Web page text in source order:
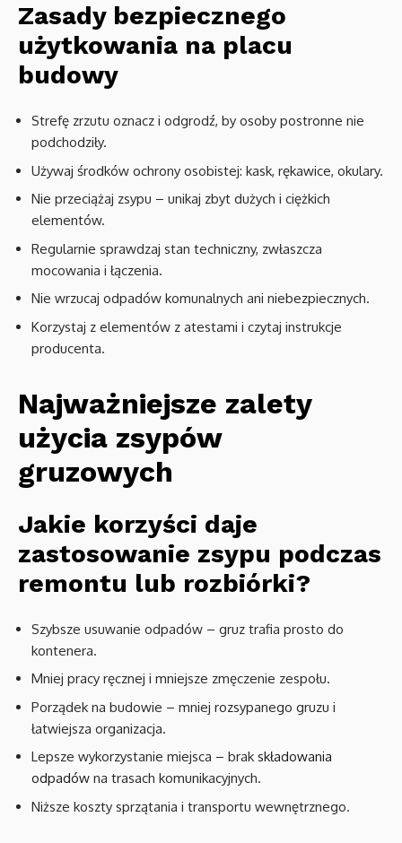
Zasady bezpiecznego
użytkowania na placu
budowy
Strefę zrzutu oznacz i odgrodź, by osoby postronne nie
podchodziły.
Używaj środków ochrony osobistej: kask, rękawice, okulary.
Nie przeciążaj zsypu – unikaj zbyt dużych i ciężkich
elementów.
Regularnie sprawdzaj stan techniczny, zwłaszcza
mocowania i łączenia.
Nie wrzucaj odpadów komunalnych ani niebezpiecznych.
Korzystaj z elementów z atestami i czytaj instrukcje
producenta.
Najważniejsze zalety
użycia zsypów
gruzowych
Jakie korzyści daje
zastosowanie zsypu podczas
remontu lub rozbiórki?
Szybsze usuwanie odpadów – gruz trafia prosto do
kontenera.
Mniej pracy ręcznej i mniejsze zmęczenie zespołu.
Porządek na budowie – mniej rozsypanego gruzu i
łatwiejsza organizacja.
Lepsze wykorzystanie miejsca – brak składowania
odpadów na trasach komunikacyjnych.
Niższe koszty sprzątania i transportu wewnętrznego.